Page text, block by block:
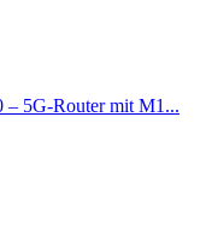
– 5G-Router mit M1...